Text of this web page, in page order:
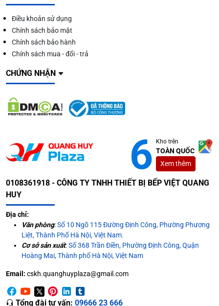
Điều khoản sử dụng
Chính sách bảo mật
Chính sách bảo hành
Chính sách mua - đổi - trả
CHỨNG NHẬN
Kho trên
TOÀN QUỐC
Xem thêm
0108361918 - CÔNG TY TNHH THIẾT BỊ BẾP VIỆT QUANG
HUY
Địa chỉ:
Văn phòng:Số 10 Ngõ 115 Đường Định Công, Phường Phương
Liệt, Thành Phố Hà Nội, Việt Nam.
Cơ sở sản xuất:Số 368 Trần Điền, Phường Định Công, Quận
Hoàng Mai, Thành phố Hà Nội, Việt Nam
Email: cskh.quanghuyplaza@gmail.com
Tổng đài tư vấn: 09666 23 666